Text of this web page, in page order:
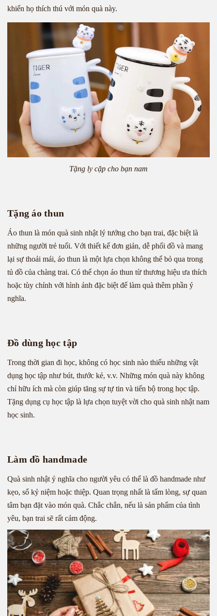
khiến họ thích thú với món quà này.
Tặng ly cặp cho bạn nam
Tặng áo thun
Áo thun là món quà sinh nhật lý tưởng cho bạn trai, đặc biệt là
những người trẻ tuổi. Với thiết kế đơn giản, dễ phối đồ và mang
lại sự thoải mái, áo thun là một lựa chọn không thể bỏ qua trong
tủ đồ của chàng trai. Có thể chọn áo thun từ thương hiệu ưa thích
hoặc tùy chỉnh với hình ảnh đặc biệt để làm quà thêm phần ý
nghĩa.
Đồ dùng học tập
Trong thời gian đi học, không có học sinh nào thiếu những vật
dụng học tập như bút, thước kẻ, v.v. Những món quà này không
chỉ hữu ích mà còn giúp tăng sự tự tin và tiến bộ trong học tập.
Tặng dụng cụ học tập là lựa chọn tuyệt vời cho quà sinh nhật nam
học sinh.
Làm đồ handmade
Quà sinh nhật ý nghĩa cho người yêu có thể là đồ handmade như
kẹo, sổ kỷ niệm hoặc thiệp. Quan trọng nhất là tấm lòng, sự quan
tâm bạn đặt vào món quà. Chắc chắn, nếu là sản phẩm của tình
yêu, bạn trai sẽ rất cảm động.